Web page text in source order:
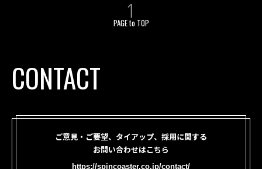
PAGE to TOP
CONTACT
ご意見・ご要望、タイアップ、採用に関する
お問い合わせはこちら
https://spincoaster.co.jp/contact/